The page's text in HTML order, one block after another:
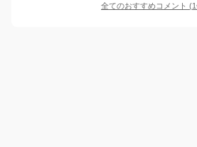
全てのおすすめコメント (1